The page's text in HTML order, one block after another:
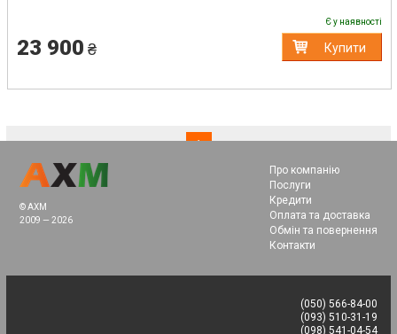
Є у наявності
23 900 ₴ Купити
1(current)
© AXM
2009 — 2026
Про компанію
Послуги
Кредити
Оплата та доставка
Обмін та повернення
Контакти
(050) 566-84-00
(093) 510-31-19
(098) 541-04-54